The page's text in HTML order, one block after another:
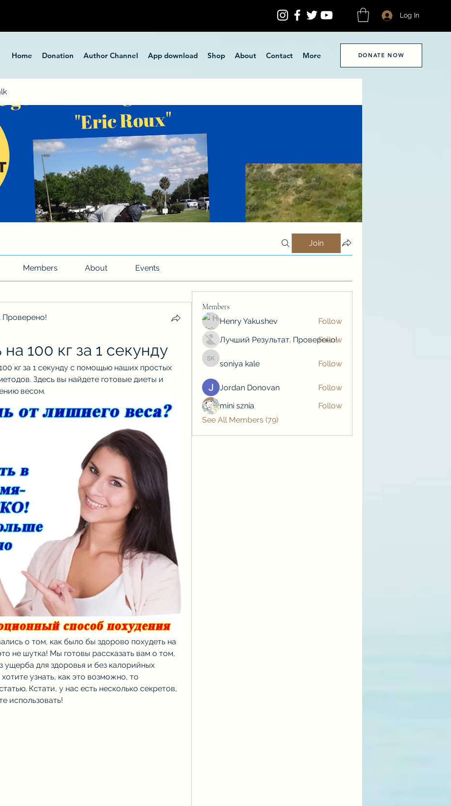
Log In
Home Donation Author Channel App download Shop About Contact More DONATE NOW
Join
Members About Events
Проверено!
100 кг за 1 секунду
кг за 1 секунду с помощью наших простых
Здесь вы найдете готовые диеты и
весом.
о том, как было бы здорово похудеть на
не шутка! Мы готовы рассказать вам о том,
ущерба для здоровья и без калорийных
узнать, как это возможно, то
Кстати, у нас есть несколько секретов,
использовать!
Members
Henry Yakushev
Follow
Лучший Результат. Проверено!
Follow
soniya kale
soniya kale Follow
Jordan Donovan
Follow
mini sznia
Follow
See All Members (79)